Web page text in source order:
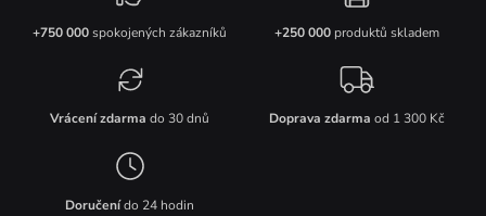
+750 000spokojených zákazníků +250 000produktů skladem
Vrácení zdarma do 30 dnů Doprava zdarma od 1 300 Kč
Doručenído 24 hodin